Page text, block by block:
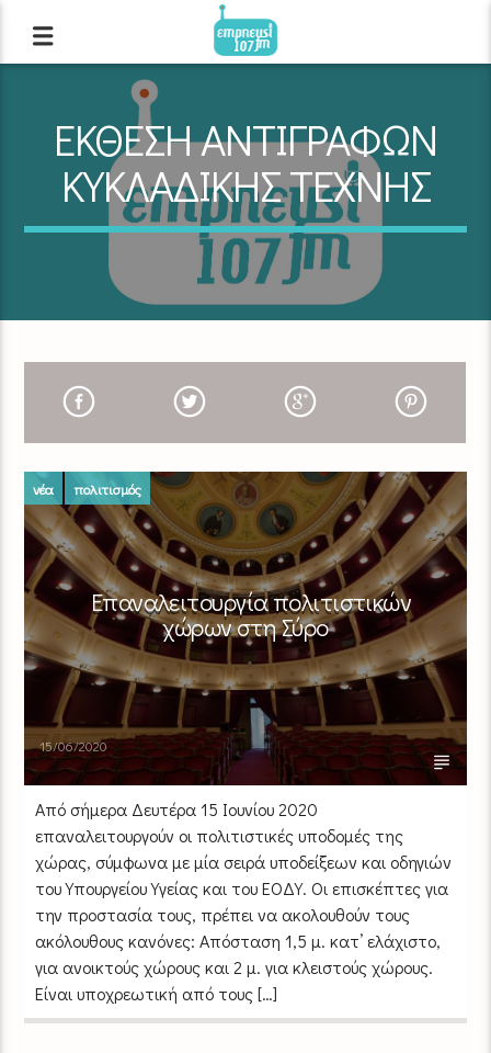
ΕΚΘΕΣΗ ΑΝΤΙΓΡΑΦΩΝ
ΚΥΚΛΑΔΙΚΗΣ ΤΕΧΝΗΣ
νέα πολιτισμός
Επαναλειτουργία πολιτιστικών
χώρων στη Σύρο
15/06/2020
Από σήμερα Δευτέρα 15 Ιουνίου 2020
επαναλειτουργούν οι πολιτιστικές υποδομές της
χώρας, σύμφωνα με μία σειρά υποδείξεων και οδηγιών
του Υπουργείου Υγείας και του ΕΟΔΥ. Οι επισκέπτες για
την προστασία τους, πρέπει να ακολουθούν τους
ακόλουθους κανόνες: Απόσταση 1,5 μ. κατ’ ελάχιστο,
για ανοικτούς χώρους και 2 μ. για κλειστούς χώρους.
Είναι υποχρεωτική από τους […]